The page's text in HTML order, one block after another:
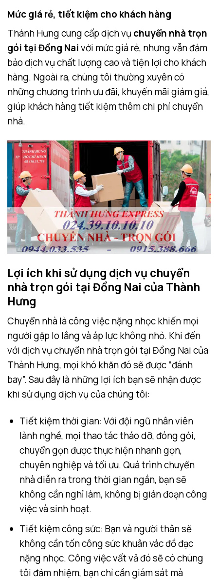
Mức giá rẻ, tiết kiệm cho khách hàng
Thành Hưng cung cấp dịch vụ chuyển nhà trọn
gói tại Đồng Naivới mức giá rẻ, nhưng vẫn đảm
bảo dịch vụ chất lượng cao và tiện lợi cho khách
hàng. Ngoài ra, chúng tôi thường xuyên có
những chương trình ưu đãi, khuyến mãi giảm giá,
giúp khách hàng tiết kiệm thêm chi phí chuyển
nhà.
Lợi ích khi sử dụng dịch vụ chuyển
nhà trọn gói tại Đồng Nai của Thành
Hưng
Chuyển nhà là công việc nặng nhọc khiến mọi
người gặp lo lắng và áp lực không nhỏ. Khi đến
với dịch vụ chuyển nhà trọn gói tại Đồng Nai của
Thành Hưng, mọi khó khăn đó sẽ được “đánh
bay”. Sau đây là những lợi ích bạn sẽ nhận được
khi sử dụng dịch vụ của chúng tôi:
Tiết kiệm thời gian: Với đội ngũ nhân viên
lành nghề, mọi thao tác tháo dỡ, đóng gói,
chuyển gọn được thực hiện nhanh gọn,
chuyên nghiệp và tối ưu. Quá trình chuyển
nhà diễn ra trong thời gian ngắn, bạn sẽ
không cần nghỉ làm, không bị gián đoạn công
việc và sinh hoạt.
Tiết kiệm công sức: Bạn và người thân sẽ
không cần tốn công sức khuân vác đồ đạc
nặng nhọc. Công việc vất vả đó sẽ có chúng
tôi đảm nhiệm, bạn chỉ cần giám sát mà